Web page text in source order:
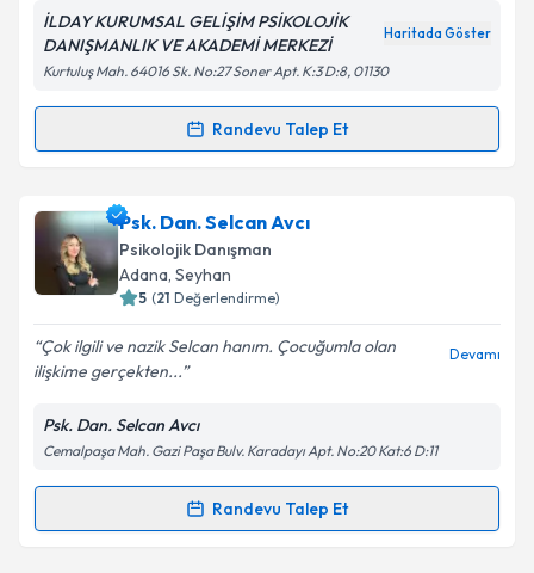
İLDAY KURUMSAL GELİŞİM PSİKOLOJİK
DANIŞMANLIK VE AKADEMİ MERKEZİ
Haritada Göster
Kurtuluş Mah. 64016 Sk. No:27 Soner Apt. K:3 D:8, 01130
Randevu Talep Et
Randevu Takvimi Talebi
Uzm. Psk. Dan. İlkay Yıldıziçin randevu takvimi
talebi oluşturun. Size bu uzmandan randevu almanız
için bir takvim hazırlandığında e-posta ile
bilgilendireceğiz.
E-posta Adresiniz
Kişisel verilerimin işlenmesine ilişkinAydınlatma
Metni'ni okudum ve kişisel verilerimin belirtilen
kapsamda işlenmesini kabul ediyorum.
Psk. Dan. Selcan Avcı
Psikolojik Danışman
Adana, Seyhan
5 (21 Değerlendirme)
Çok ilgili ve nazik Selcan hanım. Çocuğumla olan
ilişkime gerçekten...
Devamı
Psk. Dan. Selcan Avcı
Cemalpaşa Mah. Gazi Paşa Bulv. Karadayı Apt. No:20 Kat:6 D:11
Randevu Talep Et
Randevu Takvimi Talebi